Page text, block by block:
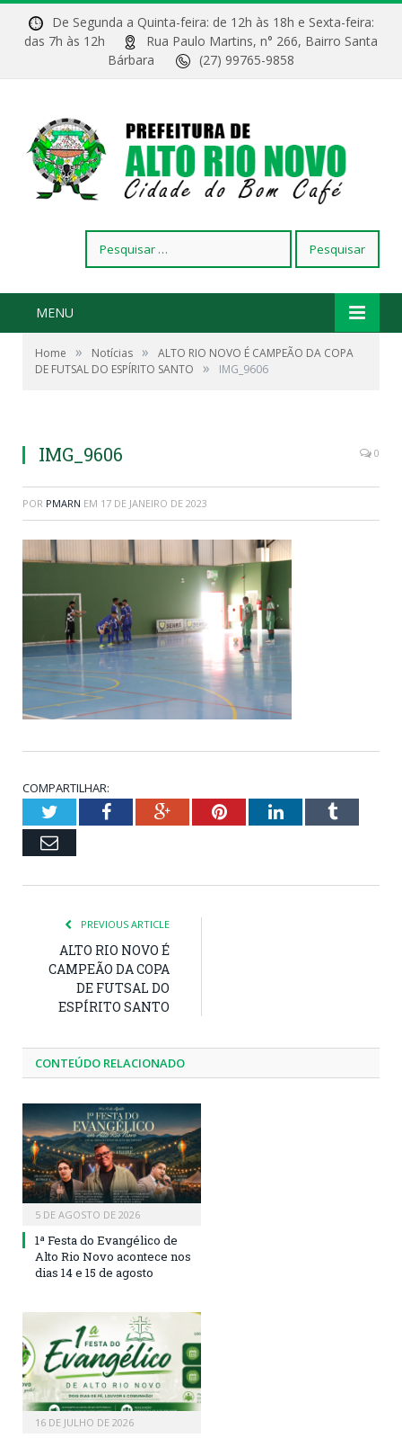
De Segunda a Quinta-feira: de 12h às 18h e Sexta-feira:
das 7h às 12h
Rua Paulo Martins, n° 266, Bairro Santa
Bárbara
(27) 99765-9858
por:
MENU
Home » Notícias »
ALTO RIO NOVO É CAMPEÃO DA COPA
DE FUTSAL DO ESPÍRITO SANTO
» IMG_9606
IMG_9606 0
POR PMARN EM 17 DE JANEIRO DE 2023
COMPARTILHAR:
TwitterFacebookGoogle+PinterestLinkedInTumblr
Email
PREVIOUS ARTICLE
ALTO RIO NOVO É
CAMPEÃO DA COPA
DE FUTSAL DO
ESPÍRITO SANTO
CONTEÚDO RELACIONADO
5 DE AGOSTO DE 2026
1ª Festa do Evangélico de
Alto Rio Novo acontece nos
dias 14 e 15 de agosto
16 DE JULHO DE 2026